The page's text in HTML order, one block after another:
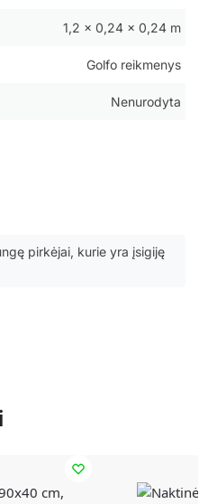
1,2 × 0,24 × 0,24 m
Golfo reikmenys
Nenurodyta
pirkėjai, kurie yra įsigiję